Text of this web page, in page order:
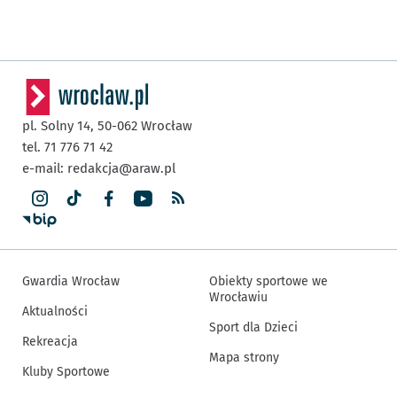
pl. Solny 14, 50-062 Wrocław
tel. 71 776 71 42
e-mail: redakcja@araw.pl
Gwardia Wrocław
Aktualności
Rekreacja
Kluby Sportowe
Obiekty sportowe we
Wrocławiu
Sport dla Dzieci
Mapa strony